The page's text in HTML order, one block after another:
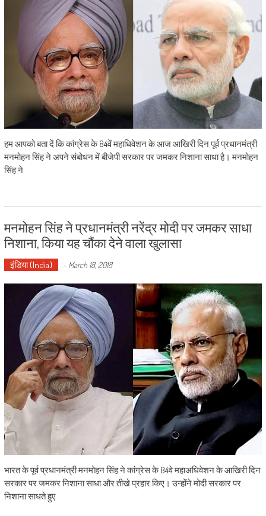
हम आपको बता दें कि कांग्रेस के 84वें महाधिवेशन के आज आखिरी दिन पूर्व प्रधानमंत्री
मनमोहन सिंह ने अपने संबोधन में बीजेपी सरकार पर जमकर निशाना साधा है। मनमोहन
सिंह ने
मनमोहन सिंह ने प्रधानमंत्री नरेंद्र मोदी पर जमकर साधा
निशाना, किया यह चौंका देने वाला खुलासा
इंडिया (India) - March 18, 2018
भारत के पूर्व प्रधानमंत्री मनमोहन सिंह ने कांग्रेस के 84वे महाअधिवेशन के आखिरी दिन
सरकार पर जमकर निशाना साधा और तीखे प्रहार किए। उन्होंने मोदी सरकार पर
निशाना साधते हुए